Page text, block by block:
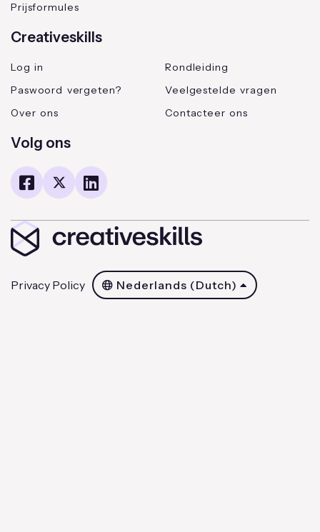
Prijsformules
Creativeskills
Log in
Paswoord vergeten?
Over ons
Rondleiding
Veelgestelde vragen
Contacteer ons
Volg ons
Privacy Policy Nederlands (Dutch)